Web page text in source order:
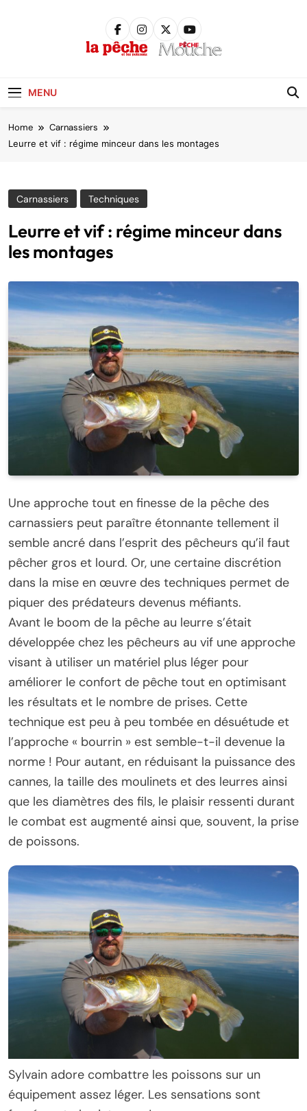
MENU
Home Carnassiers
Leurre et vif : régime minceur dans les montages
Carnassiers Techniques
Leurre et vif : régime minceur dans
les montages
Une approche tout en finesse de la pêche des
carnassiers peut paraître étonnante tellement il
semble ancré dans l’esprit des pêcheurs qu’il faut
pêcher gros et lourd. Or, une certaine discrétion
dans la mise en œuvre des techniques permet de
piquer des prédateurs devenus méfiants.
Avant le boom de la pêche au leurre s’était
développée chez les pêcheurs au vif une approche
visant à utiliser un matériel plus léger pour
améliorer le confort de pêche tout en optimisant
les résultats et le nombre de prises. Cette
technique est peu à peu tombée en désuétude et
l’approche « bourrin » est semble-t-il devenue la
norme ! Pour autant, en réduisant la puissance des
cannes, la taille des moulinets et des leurres ainsi
que les diamètres des fils, le plaisir ressenti durant
le combat est augmenté ainsi que, souvent, la prise
de poissons.
Sylvain adore combattre les poissons sur un
équipement assez léger. Les sensations sont